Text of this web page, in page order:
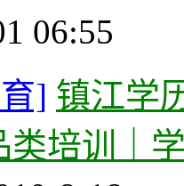
06:55
] 镇江学
类培训｜